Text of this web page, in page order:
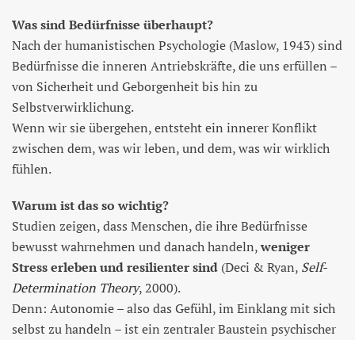
Was sind Bedürfnisse überhaupt?
Nach der humanistischen Psychologie (Maslow, 1943) sind
Bedürfnisse die inneren Antriebskräfte, die uns erfüllen –
von Sicherheit und Geborgenheit bis hin zu
Selbstverwirklichung.
Wenn wir sie übergehen, entsteht ein innerer Konflikt
zwischen dem, was wir leben, und dem, was wir wirklich
fühlen.
Warum ist das so wichtig?
Studien zeigen, dass Menschen, die ihre Bedürfnisse
bewusst wahrnehmen und danach handeln,weniger
Stress erleben und resilienter sind (Deci & Ryan, Self-
Determination Theory, 2000).
Denn: Autonomie – also das Gefühl, im Einklang mit sich
selbst zu handeln – ist ein zentraler Baustein psychischer